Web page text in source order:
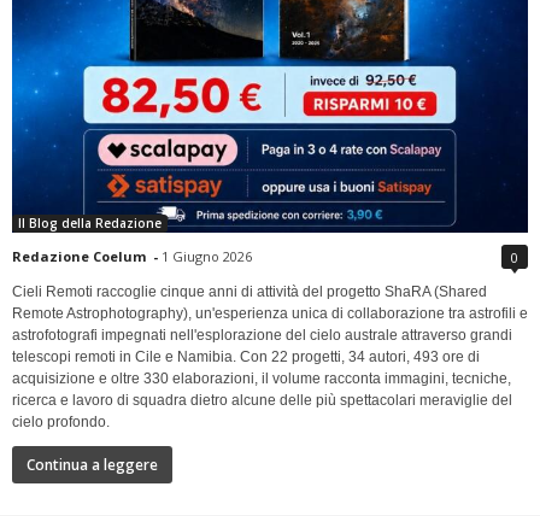
Il Blog della Redazione
Redazione Coelum - 1 Giugno 2026 0
Cieli Remoti raccoglie cinque anni di attività del progetto ShaRA (Shared
Remote Astrophotography), un'esperienza unica di collaborazione tra astrofili e
astrofotografi impegnati nell'esplorazione del cielo australe attraverso grandi
telescopi remoti in Cile e Namibia. Con 22 progetti, 34 autori, 493 ore di
acquisizione e oltre 330 elaborazioni, il volume racconta immagini, tecniche,
ricerca e lavoro di squadra dietro alcune delle più spettacolari meraviglie del
cielo profondo.
Continua a leggere